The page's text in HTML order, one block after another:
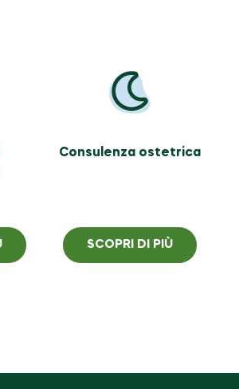
Consulenza ostetrica
SCOPRI DI PIÙ